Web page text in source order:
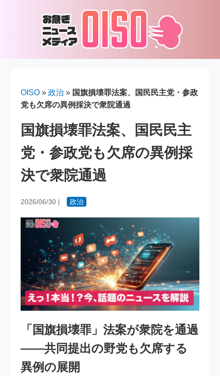
OISO »政治 » 国旗損壊罪法案、国民民主党・参政
党も欠席の異例採決で衆院通過
国旗損壊罪法案、国民民主
党・参政党も欠席の異例採
決で衆院通過
2026/06/30 | 政治
「国旗損壊罪」法案が衆院を通過
――共同提出の野党も欠席する
異例の展開